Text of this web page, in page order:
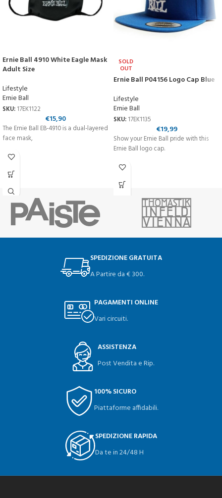
Ernie Ball 4910 White Eagle Mask
Adult Size
Lifestyle
Ernie Ball
SKU: 17EK1122
€15,90
The Ernie Ball EB-4910 is a dual-layered
face mask,
SOLD
OUT
Ernie Ball P04156 Logo Cap Blue
Lifestyle
Ernie Ball
SKU: 17EK1135
€19,99
Show your Ernie Ball pride with this
Ernie Ball logo cap.
SPEDIZIONE GRATUITA
A Partire da € 300.
PAGAMENTI ONLINE
Vari circuiti.
ASSISTENZA
Post Vendita e Rip.
100% SICURO
Piattaforme affidabili.
SPEDIZIONE RAPIDA
Da te in 24/48 H